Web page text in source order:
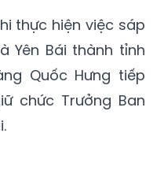
Yên Bái thành tỉnh
Quốc Hưng tiếp
chức Trưởng Ban